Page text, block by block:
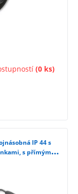
(0 ks)
s přímým